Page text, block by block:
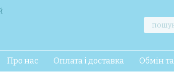
Про нас Оплата і доставка Обмін